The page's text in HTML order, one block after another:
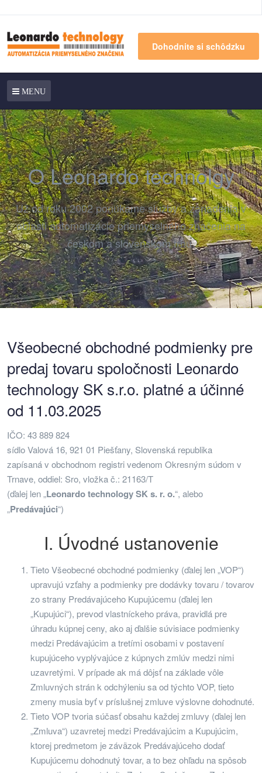
Dohodnite si schôdzku
MENU
O Leonardo technolgy
Už od roku 2002 ponúkame služby a zariadenia v
oblasti automatizácie priemyselného značenia na
českom a slovenskom trhu.
Všeobecné obchodné podmienky pre
predaj tovaru spoločnosti Leonardo
technology SK s.r.o. platné a účinné
od 11.03.2025
IČO: 43 889 824
sídlo Valová 16, 921 01 Piešťany, Slovenská republika
zapísaná v obchodnom registri vedenom Okresným súdom v
Trnave, oddiel: Sro, vložka č.: 21163/T
(ďalej len „Leonardo technology SK s. r. o.“, alebo
„Predávajúci“)
I. Úvodné ustanovenie
Tieto Všeobecné obchodné podmienky (ďalej len „VOP“)
upravujú vzťahy a podmienky pre dodávky tovaru / tovarov
zo strany Predávajúceho Kupujúcemu (ďalej len
„Kupujúci“), prevod vlastníckeho práva, pravidlá pre
úhradu kúpnej ceny, ako aj ďalšie súvisiace podmienky
medzi Predávajúcim a tretími osobami v postavení
kupujúceho vyplývajúce z kúpnych zmlúv medzi nimi
uzavretými. V prípade ak má dôjsť na základe vôle
Zmluvných strán k odchýleniu sa od týchto VOP, tieto
zmeny musia byť v príslušnej zmluve výslovne dohodnuté.
Tieto VOP tvoria súčasť obsahu každej zmluvy (ďalej len
„Zmluva“) uzavretej medzi Predávajúcim a Kupujúcim,
ktorej predmetom je záväzok Predávajúceho dodať
Kupujúcemu dohodnutý tovar, a to bez ohľadu na spôsob